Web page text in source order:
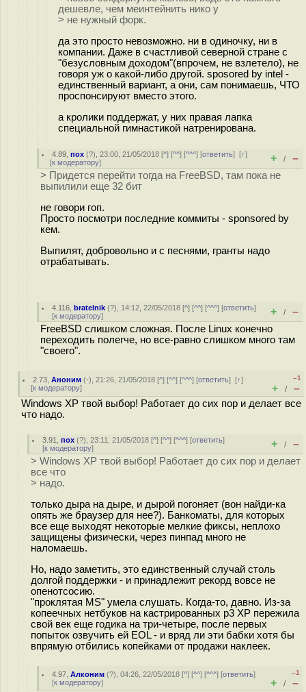
дешевле, чем меинтейнить нико у
> не нужный форк.
да это просто невозможно. ни в одиночку, ни в
компании. Даже в счастливой северной стране с
"безусловным доходом"(впрочем, не взлетело), не
говоря уж о какой-либо другой. sposored by intel -
единственный вариант, а они, сам понимаешь, ЧТО
проспонсируют вместо этого.
а кролики поддержат, у них правая лапка
специальной гимнастикой натренирована.
4.89 ,пох (?), 23:00, 21/05/2018 [^] [^^] [^^^] [ответить][↑]
[к модератору] + / –
> Придется перейти тогда на FreeBSD, там пока не
выпилили еще 32 бит
не говори гоп.
Просто посмотри последние коммиты - sponsored by
кем.
Выпилят, добровольно и с песнями, гранты надо
отрабатывать.
4.116 ,bratelnik (?), 14:12, 22/05/2018 [^] [^^] [^^^] [ответить]
[к модератору] + / –
FreeBSD слишком сложная. После Linux конечно
переходить полегче, но все-равно слишком много там
"своего".
2.73 ,Аноним (-), 21:26, 21/05/2018 [^] [^^] [^^^] [ответить][↑]
[к модератору]
–1
+ / –
Windows XP твой выбор! Работает до сих пор и делает все
что надо.
3.91 ,пох (?), 23:11, 21/05/2018 [^] [^^] [^^^] [ответить]
[к модератору] + / –
> Windows XP твой выбор! Работает до сих пор и делает
все что
> надо.
только дыра на дыре, и дырой погоняет (вон найди-ка
опять же браузер для нее?). Банкоматы, для которых
все еще выходят некоторые мелкие фиксы, неплохо
защищены физически, через пинпад много не
наломаешь.
Но, надо заметить, это единственный случай столь
долгой поддержки - и принадлежит рекорд вовсе не
опенотсосию.
"проклятая MS" умела слушать. Когда-то, давно. Из-за
копеечных нетбуков на кастрированных p3 XP пережила
свой век еще годика на три-четыре, после первых
попыток озвучить ей EOL - и вряд ли эти бабки хотя бы
впрямую отбились копейками от продажи наклеек.
4.97 ,Алконим (?), 04:26, 22/05/2018 [^] [^^] [^^^] [ответить]
[к модератору]
–1
+ / –